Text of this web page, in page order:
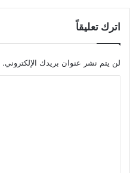
اترك تعليقاً
لن يتم نشر عنوان بريدك الإلكتروني.